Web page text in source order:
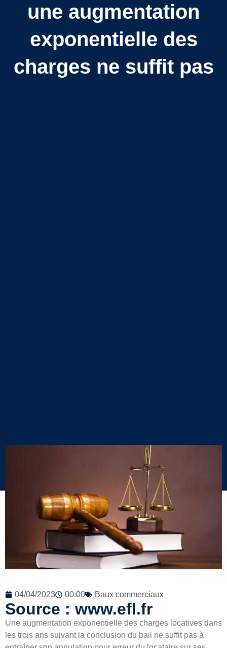
une augmentation
exponentielle des
charges ne suffit pas
04/04/2023 00:00 Baux commerciaux
Source : www.efl.fr
Une augmentation exponentielle des charges locatives dans
les trois ans suivant la conclusion du bail ne suffit pas à